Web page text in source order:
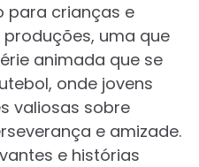
para crianças e
produções, uma que
animada que se
onde jovens
valiosas sobre
e amizade.
e histórias